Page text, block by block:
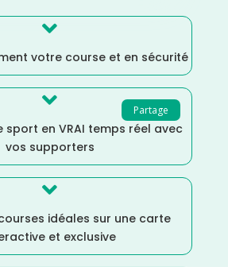

votre course et en sécurité
Partage

sport en VRAI temps réel avec
vos supporters

idéales sur une carte
et exclusive